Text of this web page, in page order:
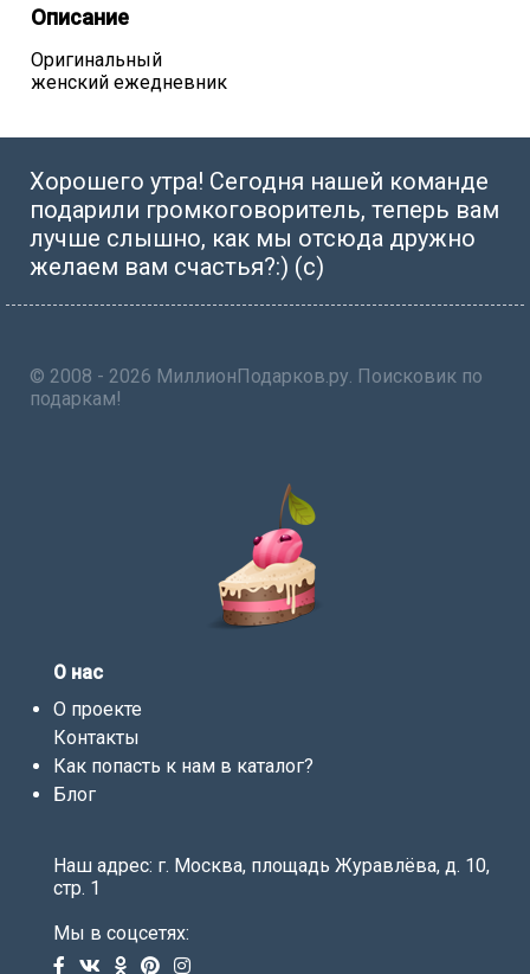
Описание
Оригинальный
женский ежедневник
Хорошего утра! Сегодня нашей команде
подарили громкоговоритель, теперь вам
лучше слышно, как мы отсюда дружно
желаем вам счастья?:) (с)
© 2008 - 2026 МиллионПодарков.ру. Поисковик по
подаркам!
О нас
О проекте
Контакты
Как попасть к нам в каталог?
Блог
Наш адрес: г. Москва, площадь Журавлёва, д. 10,
стр. 1
Мы в соцсетях: